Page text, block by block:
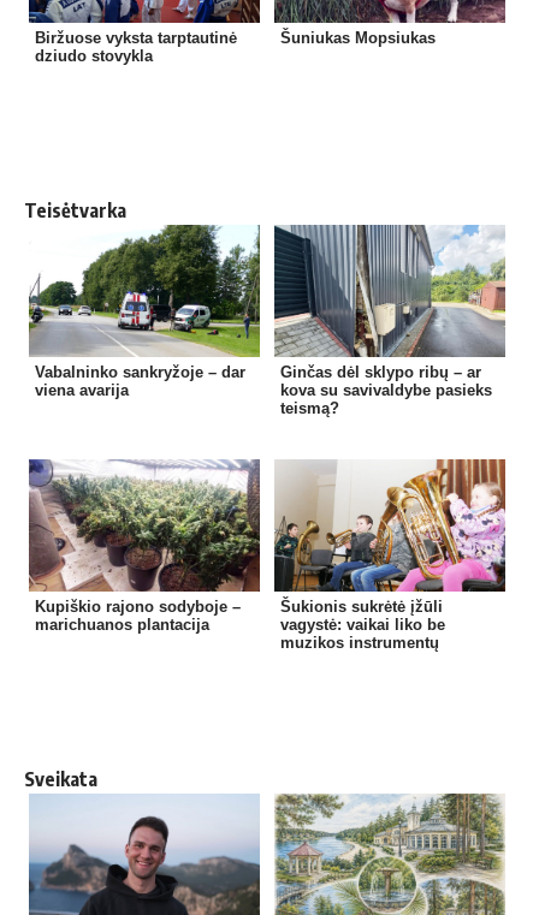
Biržuose vyksta tarptautinė
dziudo stovykla
Šuniukas Mopsiukas
Teisėtvarka
Vabalninko sankryžoje – dar
viena avarija
Ginčas dėl sklypo ribų – ar
kova su savivaldybe pasieks
teismą?
Kupiškio rajono sodyboje –
marichuanos plantacija
Šukionis sukrėtė įžūli
vagystė: vaikai liko be
muzikos instrumentų
Sveikata